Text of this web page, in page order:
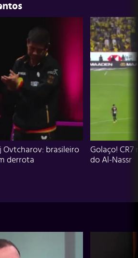
Ovtcharov: brasileiro
derrota
Golaço!
do Al-Nassr